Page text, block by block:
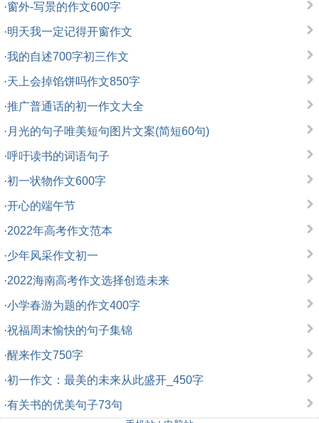
·窗外-写景的作文600字
·明天我一定记得开窗作文
·我的自述700字初三作文
·天上会掉馅饼吗作文850字
·推广普通话的初一作文大全
· 月光的句子唯美短句图片文案(简短60句)
·呼吁读书的词语句子
·初一状物作文600字
·开心的端午节
·2022年高考作文范本
·少年风采作文初一
·2022海南高考作文选择创造未来
·小学春游为题的作文400字
·祝福周末愉快的句子集锦
·醒来作文750字
·初一作文：最美的未来从此盛开_450字
·有关书的优美句子73句